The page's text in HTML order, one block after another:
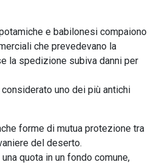
e babilonesi compaiono
che prevedevano la
la spedizione subiva danni per
considerato uno dei più antichi
forme di mutua protezione tra
del deserto.
quota in un fondo comune,